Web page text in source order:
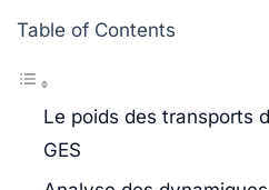
Table of Contents
Le poids des transports
GES